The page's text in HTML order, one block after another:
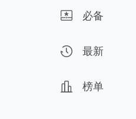
必备
最新
榜单